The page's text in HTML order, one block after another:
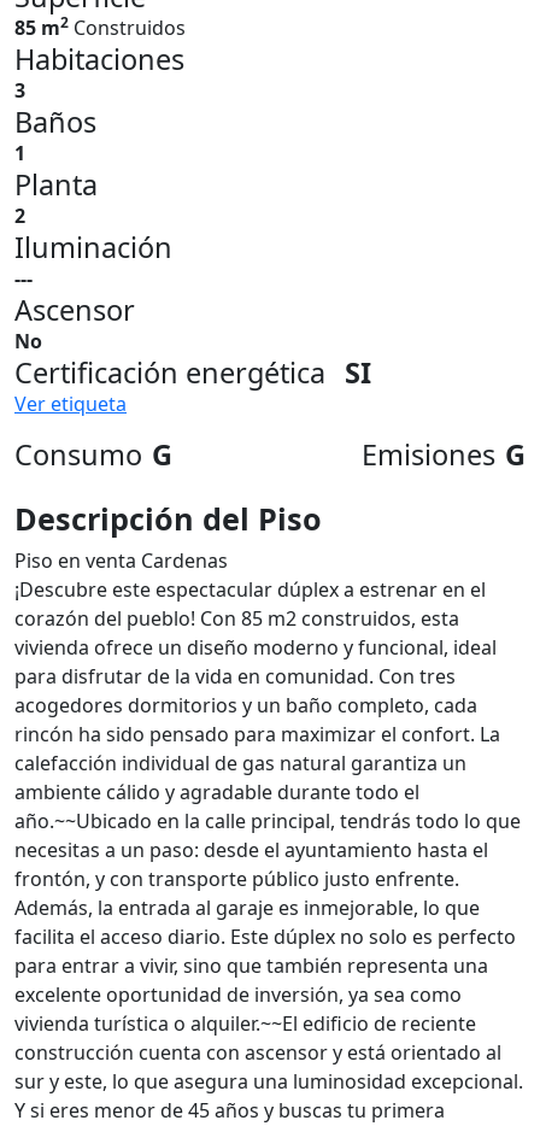
85 m2 Construidos
Habitaciones
3
Baños
1
Planta
2
Iluminación
---
Ascensor
No
Certificación energética SI
Ver etiqueta
Consumo G Emisiones G
Descripción del Piso
Piso en venta Cardenas
¡Descubre este espectacular dúplex a estrenar en el
corazón del pueblo! Con 85 m2 construidos, esta
vivienda ofrece un diseño moderno y funcional, ideal
para disfrutar de la vida en comunidad. Con tres
acogedores dormitorios y un baño completo, cada
rincón ha sido pensado para maximizar el confort. La
calefacción individual de gas natural garantiza un
ambiente cálido y agradable durante todo el
año.~~Ubicado en la calle principal, tendrás todo lo que
necesitas a un paso: desde el ayuntamiento hasta el
frontón, y con transporte público justo enfrente.
Además, la entrada al garaje es inmejorable, lo que
facilita el acceso diario. Este dúplex no solo es perfecto
para entrar a vivir, sino que también representa una
excelente oportunidad de inversión, ya sea como
vivienda turística o alquiler.~~El edificio de reciente
construcción cuenta con ascensor y está orientado al
sur y este, lo que asegura una luminosidad excepcional.
Y si eres menor de 45 años y buscas tu primera